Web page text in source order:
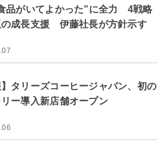
品がいてよかった”に全力 4戦略
の成長支援 伊藤社長が方針示す
】タリーズコーヒージャパン、初の
ー導入新店舗オープン